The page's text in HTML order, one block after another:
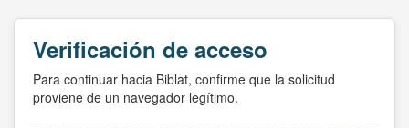
Verificación de acceso
Para continuar hacia Biblat, confirme que la solicitud
proviene de un navegador legítimo.